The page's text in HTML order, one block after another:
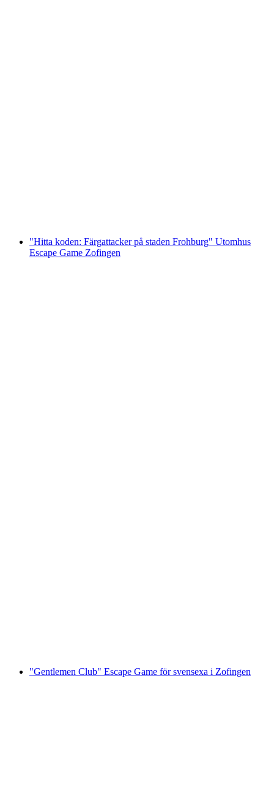
"Hitta koden: Färgattacker på staden Frohburg" Utomhus
Escape Game Zofingen
"Gentlemen Club" Escape Game för svensexa i Zofingen